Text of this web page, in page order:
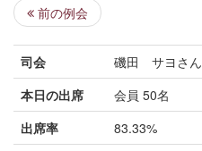
前の例会
司会
磯田 サヨさん
本日の出席
会員 50名
出席率
83.33%